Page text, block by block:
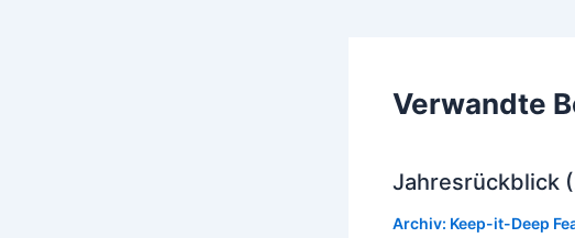
Verwandte
Jahresrückblick
Archiv: Keep-it-Deep